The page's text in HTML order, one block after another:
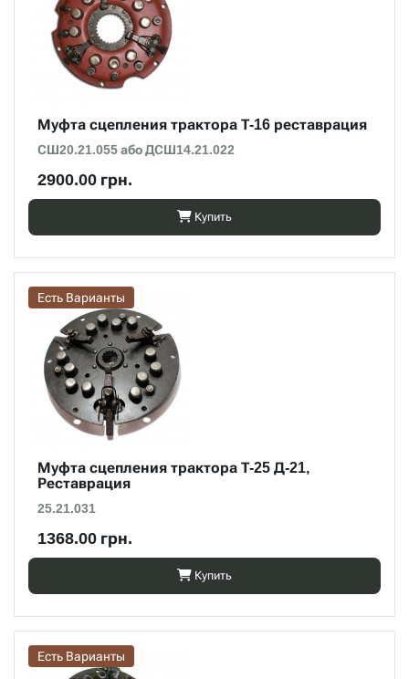
Муфта сцепления трактора Т-16 реставрация
СШ20.21.055 або ДСШ14.21.022
2900.00 грн.
Купить
Есть Варианты
Муфта сцепления трактора Т-25 Д-21,
Реставрация
25.21.031
1368.00 грн.
Купить
Есть Варианты